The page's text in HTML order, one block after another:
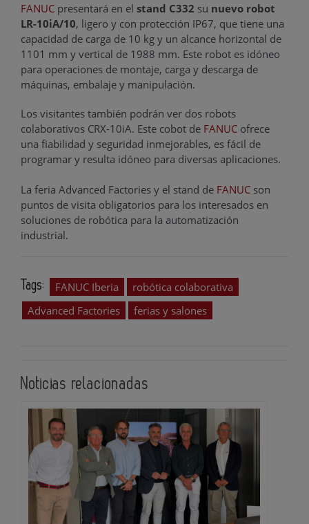
FANUC presentará en el stand C332 su nuevo robot
LR-10iA/10, ligero y con protección IP67, que tiene una
capacidad de carga de 10 kg y un alcance horizontal de
1101 mm y vertical de 1988 mm. Este robot es idóneo
para operaciones de montaje, carga y descarga de
máquinas, embalaje y manipulación.
Los visitantes también podrán ver dos robots
colaborativos CRX-10iA. Este cobot de FANUC ofrece
una fiabilidad y seguridad inmejorables, es fácil de
programar y resulta idóneo para diversas aplicaciones.
La feria Advanced Factories y el stand de FANUC son
puntos de visita obligatorios para los interesados en
soluciones de robótica para la automatización
industrial.
Tags: FANUC Iberia
robótica colaborativa
Advanced Factories
ferias y salones
Noticias relacionadas